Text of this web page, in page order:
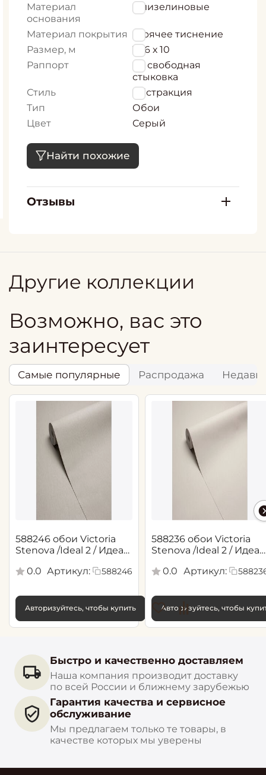
Материал
основания
Флизелиновые
Материал покрытия Горячее тиснение
Размер, м
1,06 х 10
Раппорт
64 свободная
стыковка
Стиль
Абстракция
Тип
Обои
Цвет
Серый
Найти похожие
Отзывы
Другие коллекции
Возможно, вас это
заинтересует
Самые популярные Распродажа
588246 обои Victoria
Stenova /Ideal 2 / Идеал
0.0 Артикул: 588246
Авторизуйтесь, чтобы купить
588236 обои Victoria
Stenova /Ideal 2 / Идеал
0.0
Артикул:
Авторизуйтесь, чтобы
Быстро и качественно доставляем
Наша компания производит доставку
по всей России и ближнему зарубежью
Гарантия качества и сервисное
обслуживание
Мы предлагаем только те товары, в
качестве которых мы уверены